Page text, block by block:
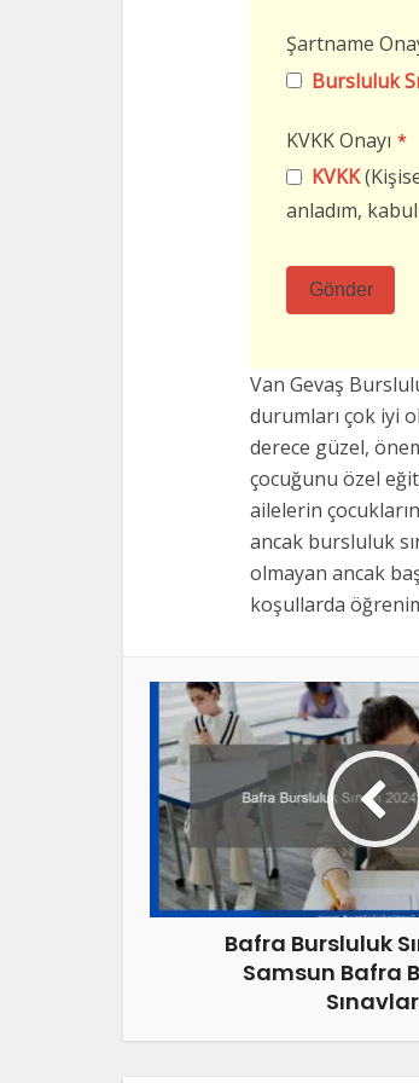
Şartname
Bursluluk
KVKK Onayı *
KVKK
anladım,
Gönder
alan
boş
bırakılmalıdır
Van Gevaş
durumları çok iyi
derece güzel,
çocuğunu özel
ailelerin
ancak bursluluk
olmayan ancak
koşullarda
Bafra Bursluluk
Samsun Bafra